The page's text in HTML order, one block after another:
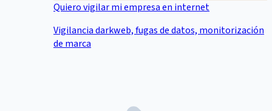
Quiero vigilar mi empresa en internet
Vigilancia darkweb, fugas de datos, monitorización
de marca